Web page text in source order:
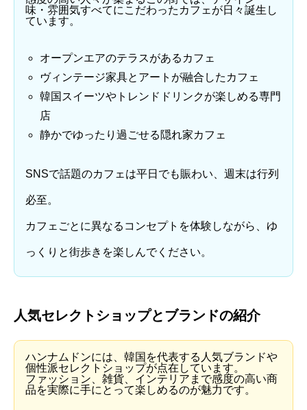
味・雰囲気すべてにこだわったカフェが日々誕生し
ています。
オープンエアのテラスがあるカフェ
ヴィンテージ家具とアートが融合したカフェ
韓国スイーツやトレンドドリンクが楽しめる専門
店
静かでゆったり過ごせる隠れ家カフェ
SNSで話題のカフェは平日でも賑わい、週末は行列
必至。
カフェごとに異なるコンセプトを体験しながら、ゆ
っくりと街歩きを楽しんでください。
人気セレクトショップとブランドの紹介
ハンナムドンには、韓国を代表する人気ブランドや
個性派セレクトショップが点在しています。
ファッション、雑貨、インテリアまで感度の高い商
品を実際に手にとって楽しめるのが魅力です。